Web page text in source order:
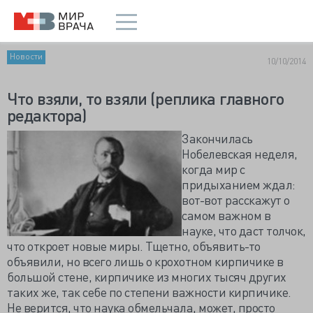
Новости 10/10/2014
Что взяли, то взяли (реплика главного
редактора)
Закончилась
Нобелевская неделя,
когда мир с
придыханием ждал:
вот-вот расскажут о
самом важном в
науке, что даст толчок,
что откроет новые миры. Тщетно, объявить-то
объявили, но всего лишь о крохотном кирпичике в
большой стене, кирпичике из многих тысяч других
таких же, так себе по степени важности кирпичике.
Не верится, что наука обмельчала, может, просто